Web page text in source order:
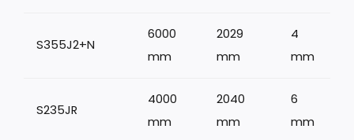
S355J2+N
6000
mm
2029
mm
4
mm
S235JR
4000
mm
2040
mm
6
mm